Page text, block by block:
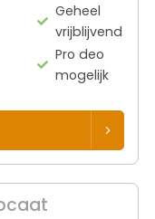
Geheel
vrijblijvend
Pro deo
mogelijk